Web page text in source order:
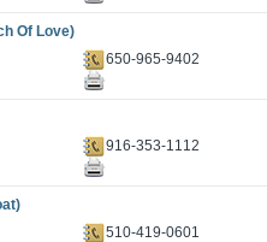
Of Love)
650-965-9402
916-353-1112
510-419-0601